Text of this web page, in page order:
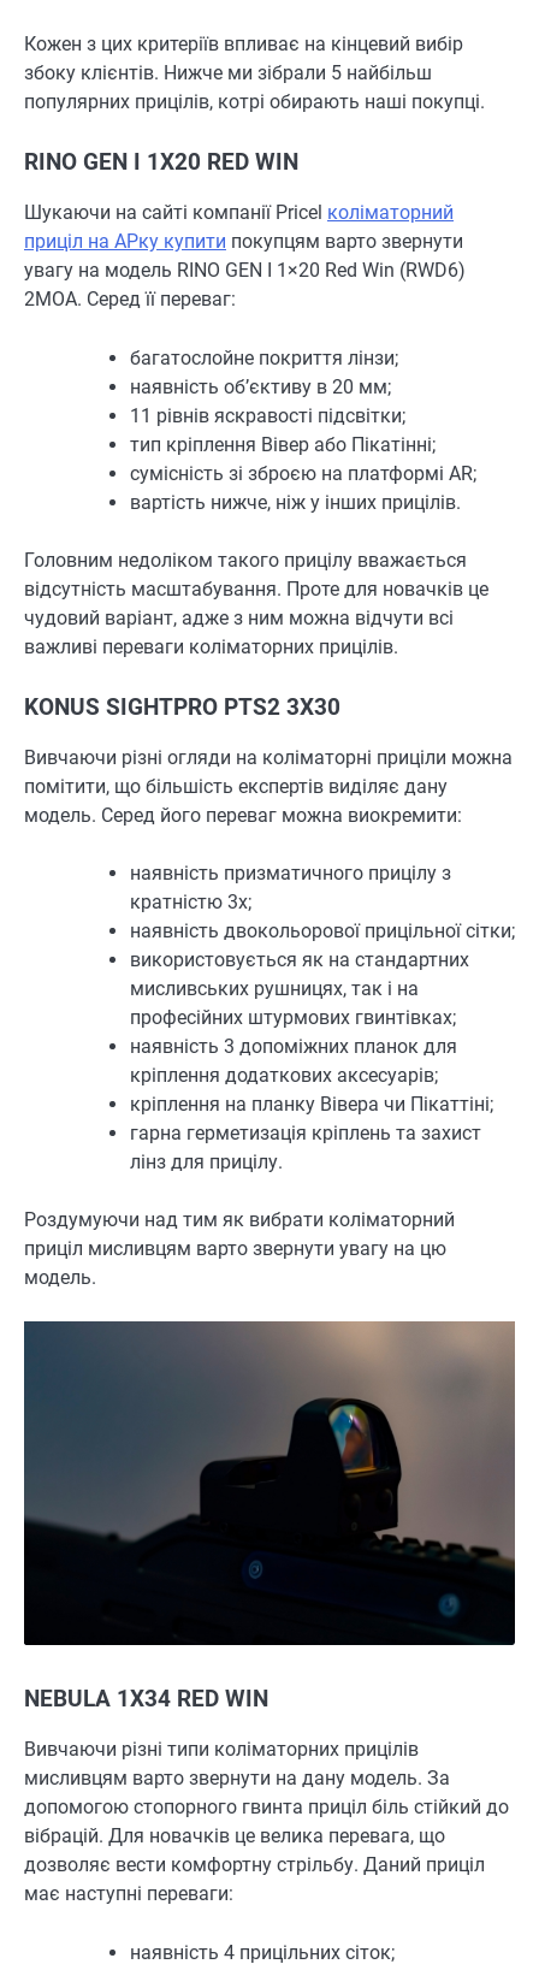
Кожен з цих критеріїв впливає на кінцевий вибір
збоку клієнтів. Нижче ми зібрали 5 найбільш
популярних прицілів, котрі обирають наші покупці.
RINO GEN I 1X20 RED WIN
Шукаючи на сайті компанії Pricel коліматорний
приціл на АРку купити покупцям варто звернути
увагу на модель RINO GEN I 1×20 Red Win (RWD6)
2МОА. Серед її переваг:
багатослойне покриття лінзи;
наявність об’єктиву в 20 мм;
11 рівнів яскравості підсвітки;
тип кріплення Вівер або Пікатінні;
сумісність зі зброєю на платформі AR;
вартість нижче, ніж у інших прицілів.
Головним недоліком такого прицілу вважається
відсутність масштабування. Проте для новачків це
чудовий варіант, адже з ним можна відчути всі
важливі переваги коліматорних прицілів.
KONUS SIGHTPRO PTS2 3Х30
Вивчаючи різні огляди на коліматорні приціли можна
помітити, що більшість експертів виділяє дану
модель. Серед його переваг можна виокремити:
наявність призматичного прицілу з
кратністю 3х;
наявність двокольорової прицільної сітки;
використовується як на стандартних
мисливських рушницях, так і на
професійних штурмових гвинтівках;
наявність 3 допоміжних планок для
кріплення додаткових аксесуарів;
кріплення на планку Вівера чи Пікаттіні;
гарна герметизація кріплень та захист
лінз для прицілу.
Роздумуючи над тим як вибрати коліматорний
приціл мисливцям варто звернути увагу на цю
модель.
NEBULA 1X34 RED WIN
Вивчаючи різні типи коліматорних прицілів
мисливцям варто звернути на дану модель. За
допомогою стопорного гвинта приціл біль стійкий до
вібрацій. Для новачків це велика перевага, що
дозволяє вести комфортну стрільбу. Даний приціл
має наступні переваги:
наявність 4 прицільних сіток;